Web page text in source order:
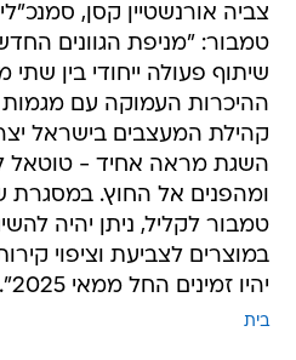
צביה אורנשטיין קסן,
טמבור: "מניפת הגוונים
שיתוף פעולה ייחודי בין שתי
ההיכרות העמוקה עם מגמות
קהילת המעצבים בישראל
השגת מראה אחיד - טוטאל
ומהפנים אל החוץ. במסגרת
טמבור לקליל, ניתן יהיה
במוצרים לצביעת וציפוי
יהיו זמינים החל ממאי 2025".
בית